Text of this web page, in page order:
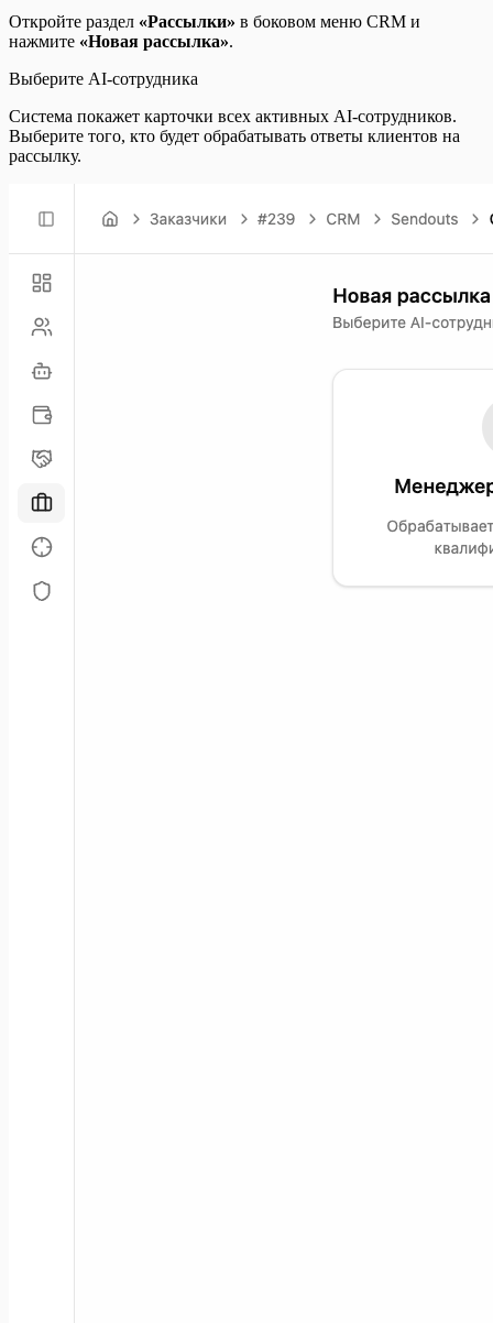
Откройте раздел «Рассылки» в боковом меню CRM и
нажмите «Новая рассылка».
Выберите AI-сотрудника
Система покажет карточки всех активных AI-сотрудников.
Выберите того, кто будет обрабатывать ответы клиентов на
рассылку.